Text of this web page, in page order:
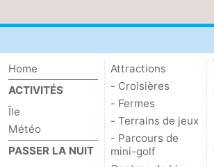
Home
ACTIVITÉS
Île
Météo
PASSER LA NUIT
Attractions
- Croisières
- Fermes
- Terrains de jeux
- Parcours de
mini-golf